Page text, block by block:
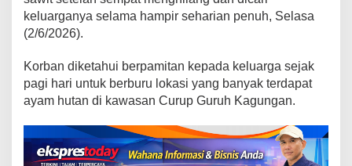
g
a
t
a
b
m
i
S
keluarganya selama hampir seharian penuh, Selasa
(2/6/2026).
Korban diketahui berpamitan kepada keluarga sejak
pagi hari untuk berburu lokasi yang banyak terdapat
ayam hutan di kawasan Curup Guruh Kagungan.